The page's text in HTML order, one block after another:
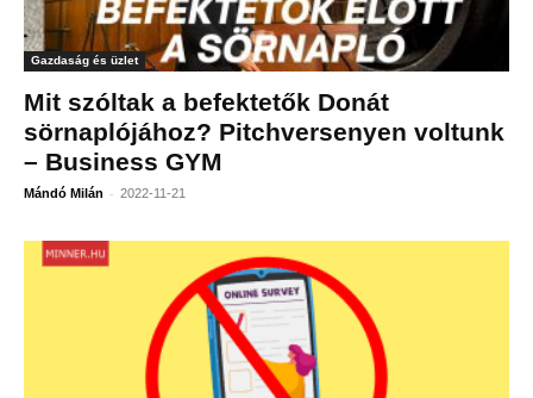
Gazdaság és üzlet
Mit szóltak a befektetők Donát
sörnaplójához? Pitchversenyen voltunk
– Business GYM
Mándó Milán - 2022-11-21